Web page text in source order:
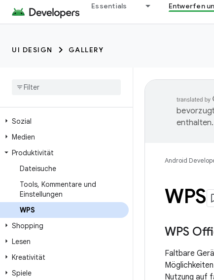
Essentials Entwerfen
UI DESIGN GALLERY
Sozial
Medien
Produktivität
Dateisuche
Tools, Kommentare und
Einstellungen
WPS
Shopping
Lesen
Kreativität
Spiele
enthalten.
Android
WPS
WPS
Faltbare
Nutzung auf